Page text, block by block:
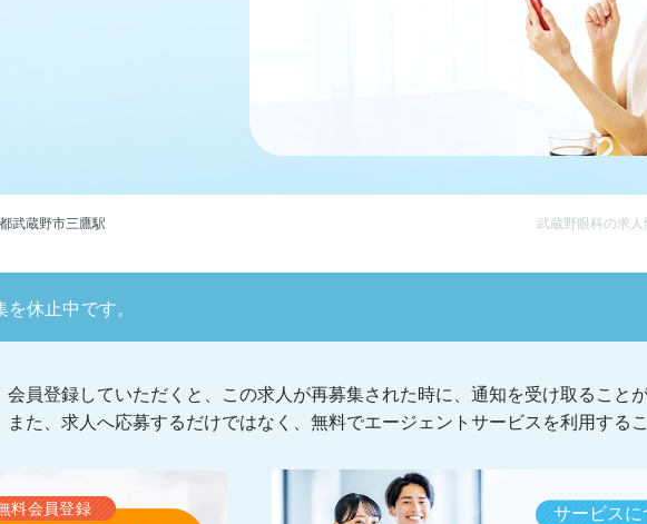
武蔵野市三鷹駅 武蔵野眼科の求
休止中です。
会員登録していただくと、この求人が再募集された時に、通知を受け取ることが
また、求人へ応募するだけではなく、無料でエージェントサービスを利用する
料会員登録 サービスに